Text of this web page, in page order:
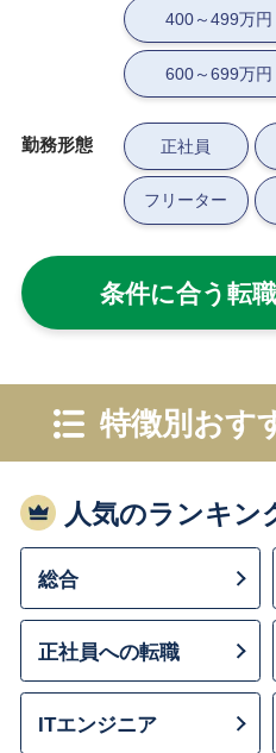
400～499万円
600～699万円
勤務形態 正社員
フリーター
条件に合う転
特徴別おす
人気のランキン
総合
正社員への転職
ITエンジニア